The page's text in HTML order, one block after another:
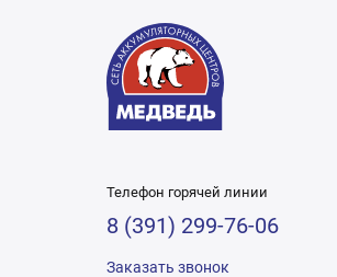
Телефон горячей линии
8 (391) 299-76-06
Заказать звонок